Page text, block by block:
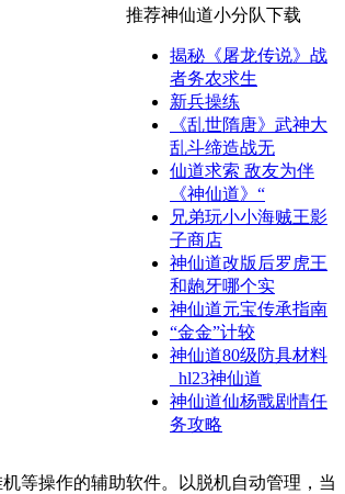
推荐神仙道小分队下载
揭秘《屠龙传说》战
者务农求生
新兵操练
《乱世隋唐》武神大
乱斗缔造战无
仙道求索 敌友为伴
《神仙道》“
兄弟玩小小海贼王影
子商店
神仙道改版后罗虎王
和龅牙哪个实
神仙道元宝传承指南
“金金”计较
神仙道80级防具材料
_hl23神仙道
神仙道仙杨戬剧情任
务攻略
等操作的辅助软件。以脱机自动管理，当